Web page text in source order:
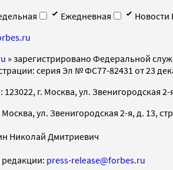
Ежедневная
Новости
» зарегистрировано Федеральной
серия Эл № ФС77-82431 от 23
г. Москва, ул. Звенигородская 2-
ул. Звенигородская 2-я, д. 13,
Николай Дмитриевич
press-release@forbes.ru